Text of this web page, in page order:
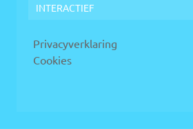
INTERACTIEF
Privacyverklaring
Cookies